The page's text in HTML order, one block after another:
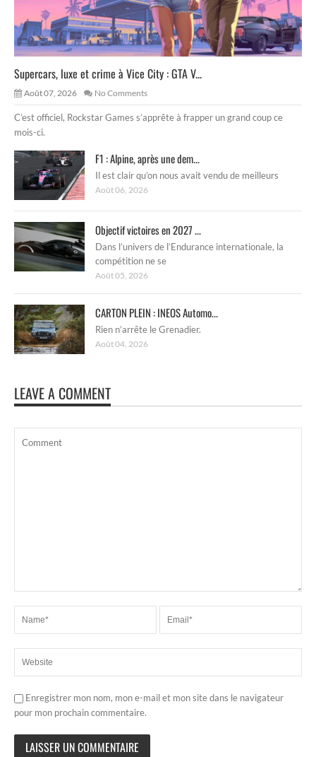
Supercars, luxe et crime à Vice City : GTA V...
Août 07, 2026 No Comments
C’est officiel, Rockstar Games s’apprête à frapper un grand coup ce
mois-ci.
F1 : Alpine, après une dem...
Il est clair qu’on nous avait vendu de meilleurs
Août 06, 2026
Objectif victoires en 2027 ...
Dans l’univers de l’Endurance internationale, la
compétition ne se
Août 05, 2026
CARTON PLEIN : INEOS Automo...
Rien n’arrête le Grenadier.
Août 04, 2026
LEAVE A COMMENT
Enregistrer mon nom, mon e-mail et mon site dans le navigateur
pour mon prochain commentaire.